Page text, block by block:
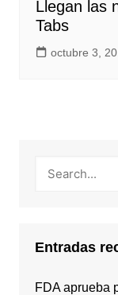
Llegan las
Tabs
octubre 3,
Entradas
FDA aprueba